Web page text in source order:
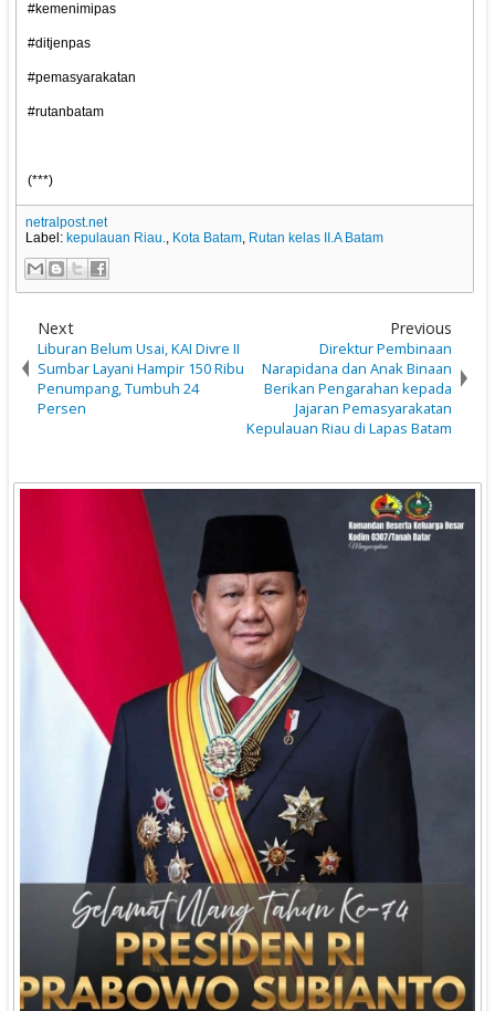
#kemenimipas
#ditjenpas
#pemasyarakatan
#rutanbatam
(***)
netralpost.net
Label: kepulauan Riau., Kota Batam, Rutan kelas II.A Batam
Next
Liburan Belum Usai, KAI Divre II
Sumbar Layani Hampir 150 Ribu
Penumpang, Tumbuh 24
Persen
Previous
Direktur Pembinaan
Narapidana dan Anak Binaan
Berikan Pengarahan kepada
Jajaran Pemasyarakatan
Kepulauan Riau di Lapas Batam